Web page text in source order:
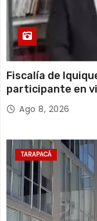
Fiscalía de
participante en
Ago 8, 2026
TARAPACÁ